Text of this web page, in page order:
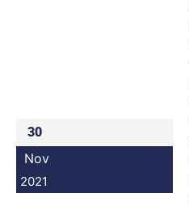
30
Nov
2021